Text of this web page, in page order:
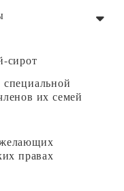
сирот
их семей
правах